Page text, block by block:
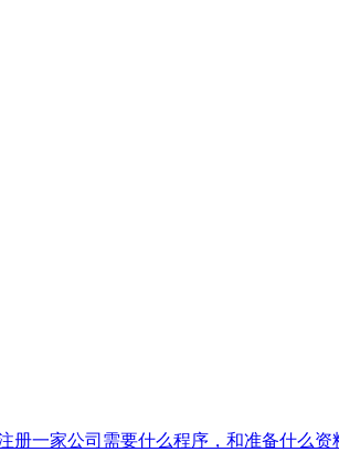
一家公司需要什么程序，和准备什么